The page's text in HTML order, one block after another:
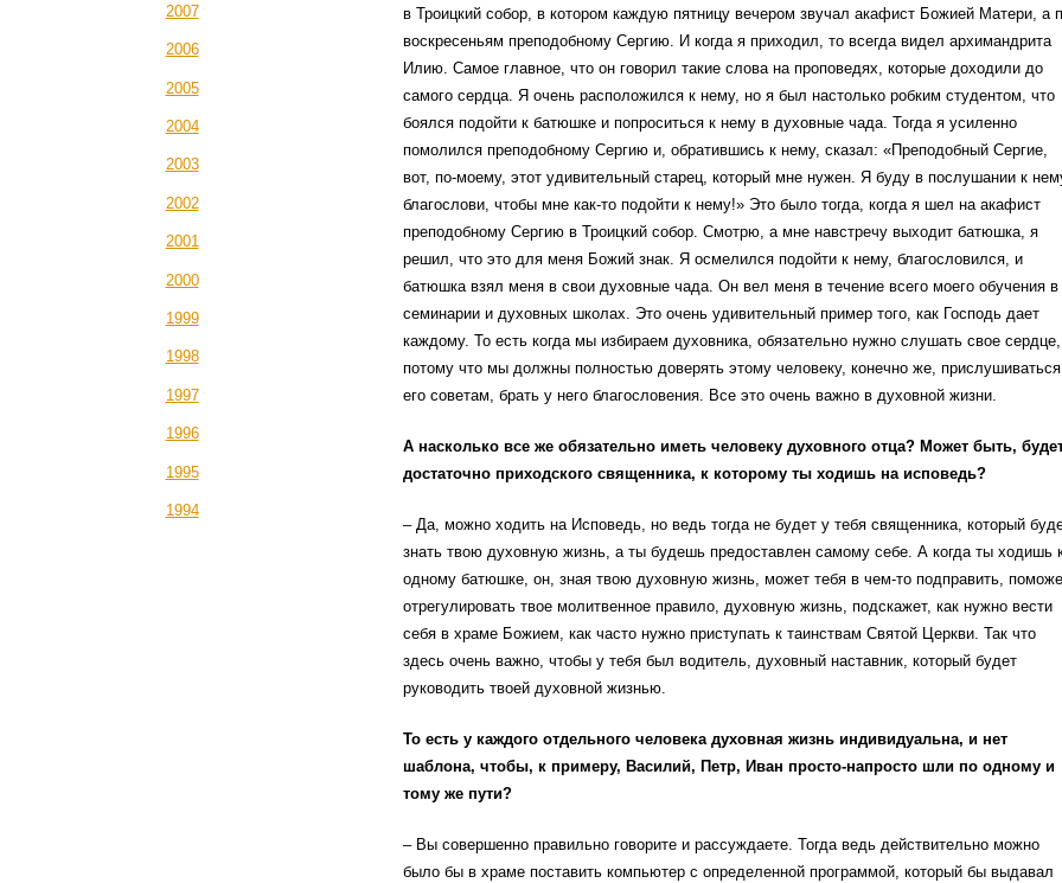
2007
2006
2005
2004
2003
2002
2001
2000
1999
1998
1997
1996
1995
1994
в Троицкий собор, в котором каждую пятницу вечером звучал акафист Божией Матери, а
воскресеньям преподобному Сергию. И когда я приходил, то всегда видел архимандрита
Илию. Самое главное, что он говорил такие слова на проповедях, которые доходили до
самого сердца. Я очень расположился к нему, но я был настолько робким студентом, что
боялся подойти к батюшке и попроситься к нему в духовные чада. Тогда я усиленно
помолился преподобному Сергию и, обратившись к нему, сказал: «Преподобный Сергие,
вот, по-моему, этот удивительный старец, который мне нужен. Я буду в послушании к
благослови, чтобы мне как-то подойти к нему!» Это было тогда, когда я шел на акафист
преподобному Сергию в Троицкий собор. Смотрю, а мне навстречу выходит батюшка, я
решил, что это для меня Божий знак. Я осмелился подойти к нему, благословился, и
батюшка взял меня в свои духовные чада. Он вел меня в течение всего моего обучения в
семинарии и духовных школах. Это очень удивительный пример того, как Господь дает
каждому. То есть когда мы избираем духовника, обязательно нужно слушать свое сердце,
потому что мы должны полностью доверять этому человеку, конечно же,
его советам, брать у него благословения. Все это очень важно в духовной жизни.
А насколько все же обязательно иметь человеку духовного отца? Может быть,
достаточно приходского священника, к которому ты ходишь на исповедь?
– Да, можно ходить на Исповедь, но ведь тогда не будет у тебя священника, который
знать твою духовную жизнь, а ты будешь предоставлен самому себе. А когда ты ходишь
одному батюшке, он, зная твою духовную жизнь, может тебя в чем-то подправить,
отрегулировать твое молитвенное правило, духовную жизнь, подскажет, как нужно вести
себя в храме Божием, как часто нужно приступать к таинствам Святой Церкви. Так что
здесь очень важно, чтобы у тебя был водитель, духовный наставник, который будет
руководить твоей духовной жизнью.
То есть у каждого отдельного человека духовная жизнь индивидуальна, и нет
шаблона, чтобы, к примеру, Василий, Петр, Иван просто-напросто шли по одному и
тому же пути?
– Вы совершенно правильно говорите и рассуждаете. Тогда ведь действительно можно
было бы в храме поставить компьютер с определенной программой, который бы выдавал